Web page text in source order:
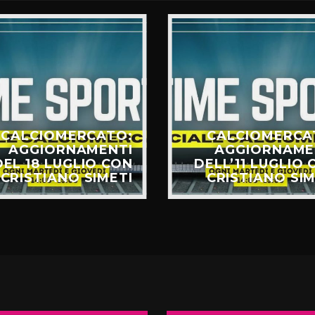
CALCIOMERCATO:
AGGIORNAMENTI
18 LUGLIO CON
CRISTIANO SIMETI
DELL’11 LUGLIO
CRISTIANO